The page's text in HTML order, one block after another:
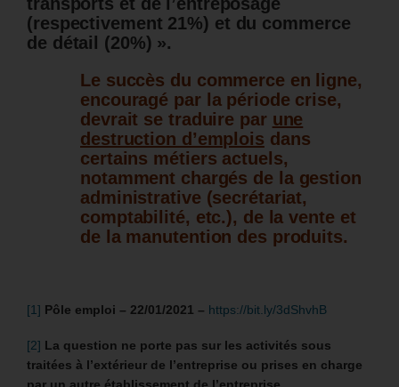
transports et de l’entreposage
(respectivement 21%) et du commerce
de détail (20%) ».
Le succès du commerce en ligne,
encouragé par la période crise,
devrait se traduire par une
destruction d’emplois dans
certains métiers actuels,
notamment chargés de la gestion
administrative (secrétariat,
comptabilité, etc.), de la vente et
de la manutention des produits.
[1] Pôle emploi – 22/01/2021 – https://bit.ly/3dShvhB
[2] La question ne porte pas sur les activités sous
traitées à l’extérieur de l’entreprise ou prises en charge